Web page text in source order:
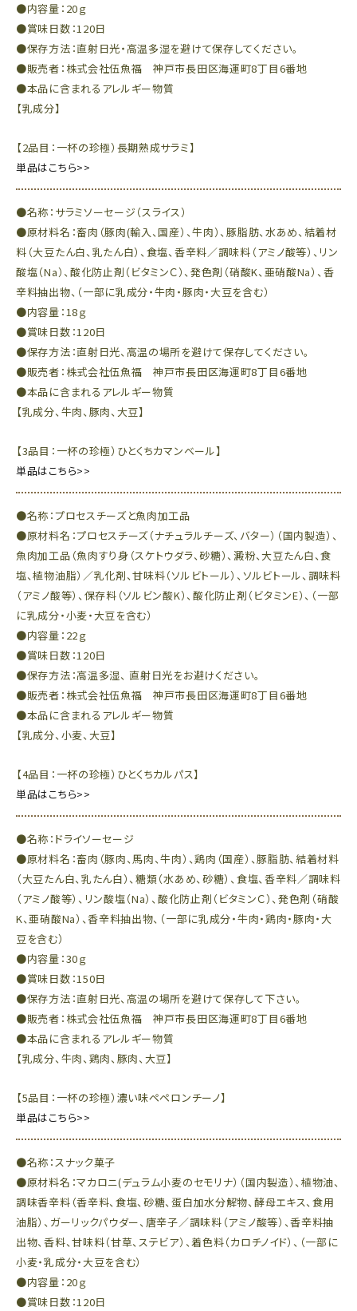
●内容量：20ｇ
●賞味日数：120日
●保存方法：直射日光・高温多湿を避けて保存してください。
●販売者：株式会社伍魚福 神戸市長田区海運町8丁目6番地
●本品に含まれるアレルギー物質
【乳成分】
【2品目：一杯の珍極）長期熟成サラミ】
単品はこちら>>
●名称：サラミソーセージ（スライス）
●原材料名：畜肉（豚肉(輸入、国産）、牛肉）、豚脂肪、水あめ、結着材
料（大豆たん白、乳たん白）、食塩、香辛料／調味料（アミノ酸等）、リン
酸塩（Na）、酸化防止剤（ビタミンＣ）、発色剤（硝酸K、亜硝酸Na）、香
辛料抽出物、（一部に乳成分・牛肉・豚肉・大豆を含む）
●内容量：18ｇ
●賞味日数：120日
●保存方法：直射日光、高温の場所を避けて保存してください。
●販売者：株式会社伍魚福 神戸市長田区海運町8丁目6番地
●本品に含まれるアレルギー物質
【乳成分、牛肉、豚肉、大豆】
【3品目：一杯の珍極）ひとくちカマンベール】
単品はこちら>>
●名称：プロセスチーズと魚肉加工品
●原材料名：プロセスチーズ（ナチュラルチーズ、バター）（国内製造）、
魚肉加工品（魚肉すり身（スケトウダラ、砂糖）、澱粉、大豆たん白、食
塩、植物油脂）／乳化剤、甘味料（ソルビトール）、ソルビトール、調味料
（アミノ酸等）、保存料（ソルビン酸K）、酸化防止剤（ビタミンE）、（一部
に乳成分・小麦・大豆を含む）
●内容量：22ｇ
●賞味日数：120日
●保存方法：高温多湿、 直射日光をお避けください。
●販売者：株式会社伍魚福 神戸市長田区海運町8丁目6番地
●本品に含まれるアレルギー物質
【乳成分、小麦、大豆】
【4品目：一杯の珍極）ひとくちカルパス】
単品はこちら>>
●名称：ドライソーセージ
●原材料名：畜肉（豚肉、馬肉、牛肉）、鶏肉（国産）、豚脂肪、結着材料
（大豆たん白、乳たん白）、糖類（水あめ、砂糖）、食塩、香辛料／調味料
（アミノ酸等）、リン酸塩（Na）、酸化防止剤（ビタミンＣ）、発色剤（硝酸
K、亜硝酸Na）、香辛料抽出物、（一部に乳成分・牛肉・鶏肉・豚肉・大
豆を含む）
●内容量：30ｇ
●賞味日数：150日
●保存方法：直射日光、高温の場所を避けて保存して下さい。
●販売者：株式会社伍魚福 神戸市長田区海運町8丁目6番地
●本品に含まれるアレルギー物質
【乳成分、牛肉、鶏肉、豚肉、大豆】
【5品目：一杯の珍極）濃い味ペペロンチーノ】
単品はこちら>>
●名称：スナック菓子
●原材料名：マカロニ(デュラム小麦のセモリナ）（国内製造）、植物油、
調味香辛料（香辛料、食塩、砂糖、蛋白加水分解物、酵母エキス、食用
油脂）、ガーリックパウダー、唐辛子／調味料（アミノ酸等）、香辛料抽
出物、香料、甘味料（甘草、ステビア）、着色料（カロチノイド）、（一部に
小麦・乳成分・大豆を含む）
●内容量：20ｇ
●賞味日数：120日